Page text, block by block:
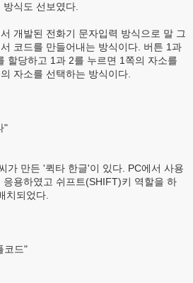
식도 선보였다.
개발된 전화기 문자입력 방식으로 말 그
코드를 만들어내는 방식이다. 버튼 1과
할당하고 1과 2를 누르면 1쪽의 자소를
자소를 선택하는 방식이다.
"
가 만든 '퀵타 한글'이 있다. PC에서 사용
용하였고 쉬프트(SHIFT)키 역할을 하
치되었다.
코드"